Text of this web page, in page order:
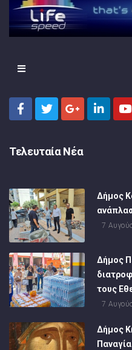
Τελευταία Νέα
Δήμος
7
Δήμος
τους
7
Δήμος